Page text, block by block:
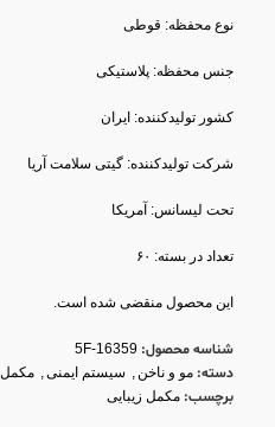
نوع محفظه: قوطی
جنس محفظه: پلاستیکی
کشور تولید‎کننده: ایران
شرکت تولید‎کننده: گیتی سلامت آریا
تحت لیسانس: آمریکا
تعداد در بسته: ۶۰
این محصول منقضی شده است.
شناسه محصول: 5F-16359
دسته: مو و ناخن, سیستم ایمنی,
برچسب: مکمل زیبایی